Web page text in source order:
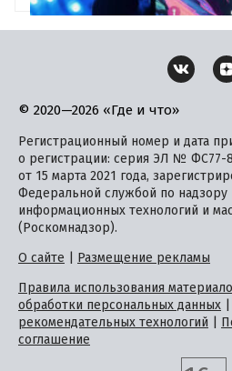
© 2020—2026 «Где и что»
Регистрационный номер и дата
о регистрации: серия ЭЛ № ФС77-
от 15 марта 2021 года,
Федеральной службой по надзору
информационных технологий и
(Роскомнадзор).
О сайте
Размещение рекламы
Правила использования
обработки персональных данных
рекомендательных технологий
соглашение